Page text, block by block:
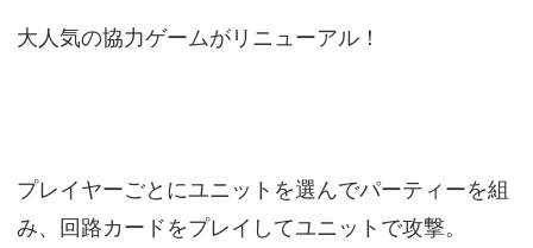
大人気の協力ゲームがリニューアル！
プレイヤーごとにユニットを選んでパーティーを組
み、回路カードをプレイしてユニットで攻撃。